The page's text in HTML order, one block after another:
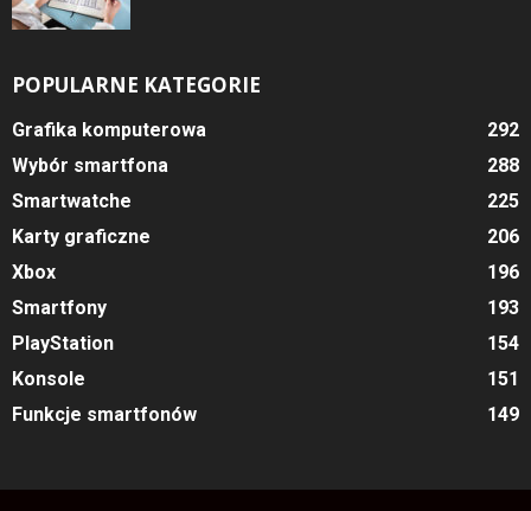
POPULARNE KATEGORIE
Grafika komputerowa
292
Wybór smartfona
288
Smartwatche
225
Karty graficzne
206
Xbox
196
Smartfony
193
PlayStation
154
Konsole
151
Funkcje smartfonów
149